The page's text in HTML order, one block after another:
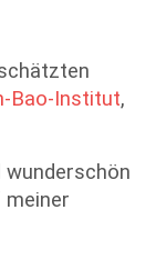
Bao-Institut,
meiner